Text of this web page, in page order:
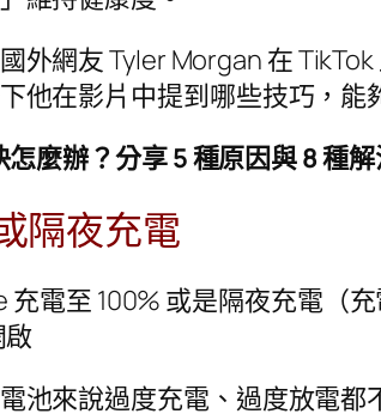
外網友 Tyler Morgan 在
他在影片中提到哪些技巧，能
麼辦？分享 5 種原因與 8 種
隔夜充電
電至 100% 或是隔夜充電（
池來說過度充電、過度放電